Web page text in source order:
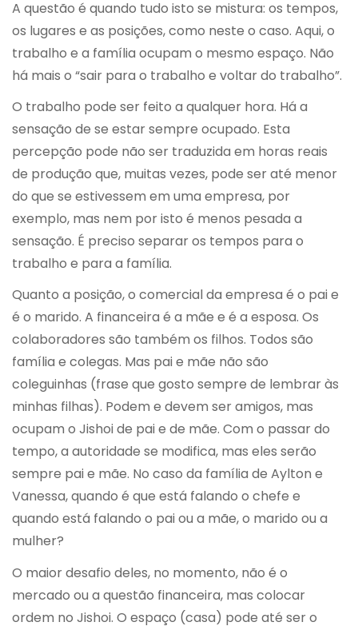
A questão é quando tudo isto se mistura: os tempos,
os lugares e as posições, como neste o caso. Aqui, o
trabalho e a família ocupam o mesmo espaço. Não
há mais o “sair para o trabalho e voltar do trabalho”.
O trabalho pode ser feito a qualquer hora. Há a
sensação de se estar sempre ocupado. Esta
percepção pode não ser traduzida em horas reais
de produção que, muitas vezes, pode ser até menor
do que se estivessem em uma empresa, por
exemplo, mas nem por isto é menos pesada a
sensação. É preciso separar os tempos para o
trabalho e para a família.
Quanto a posição, o comercial da empresa é o pai e
é o marido. A financeira é a mãe e é a esposa. Os
colaboradores são também os filhos. Todos são
família e colegas. Mas pai e mãe não são
coleguinhas (frase que gosto sempre de lembrar às
minhas filhas). Podem e devem ser amigos, mas
ocupam o Jishoi de pai e de mãe. Com o passar do
tempo, a autoridade se modifica, mas eles serão
sempre pai e mãe. No caso da família de Aylton e
Vanessa, quando é que está falando o chefe e
quando está falando o pai ou a mãe, o marido ou a
mulher?
O maior desafio deles, no momento, não é o
mercado ou a questão financeira, mas colocar
ordem no Jishoi. O espaço (casa) pode até ser o